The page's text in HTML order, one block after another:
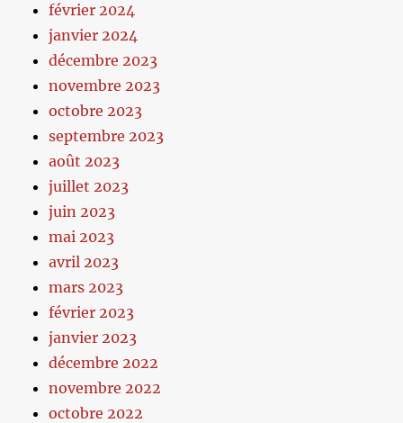
février 2024
janvier 2024
décembre 2023
novembre 2023
octobre 2023
septembre 2023
août 2023
juillet 2023
juin 2023
mai 2023
avril 2023
mars 2023
février 2023
janvier 2023
décembre 2022
novembre 2022
octobre 2022